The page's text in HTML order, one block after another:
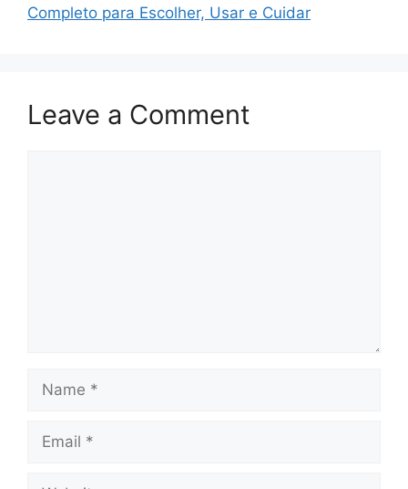
Completo para Escolher, Usar e Cuidar
Leave a Comment